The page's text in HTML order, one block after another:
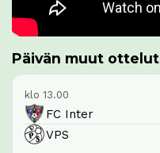
Päivän muut ottelut
klo 13.00
FC Inter
VPS